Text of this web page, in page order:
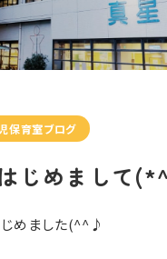
保育室ブログ
じめまして
めました(^^♪